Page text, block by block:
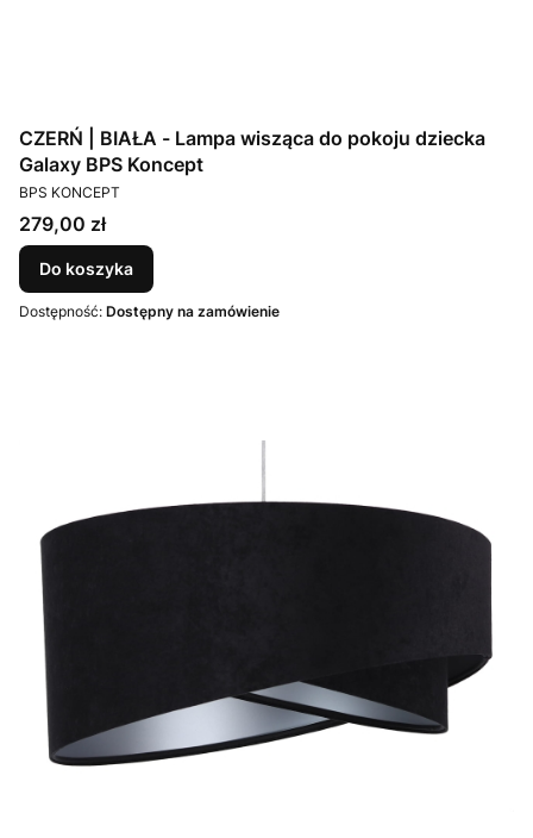
CZERŃ | BIAŁA - Lampa wisząca do pokoju dziecka
Galaxy BPS Koncept
PRODUCENT
BPS KONCEPT
Cena
279,00 zł
Do koszyka
Dostępność: Dostępny na zamówienie